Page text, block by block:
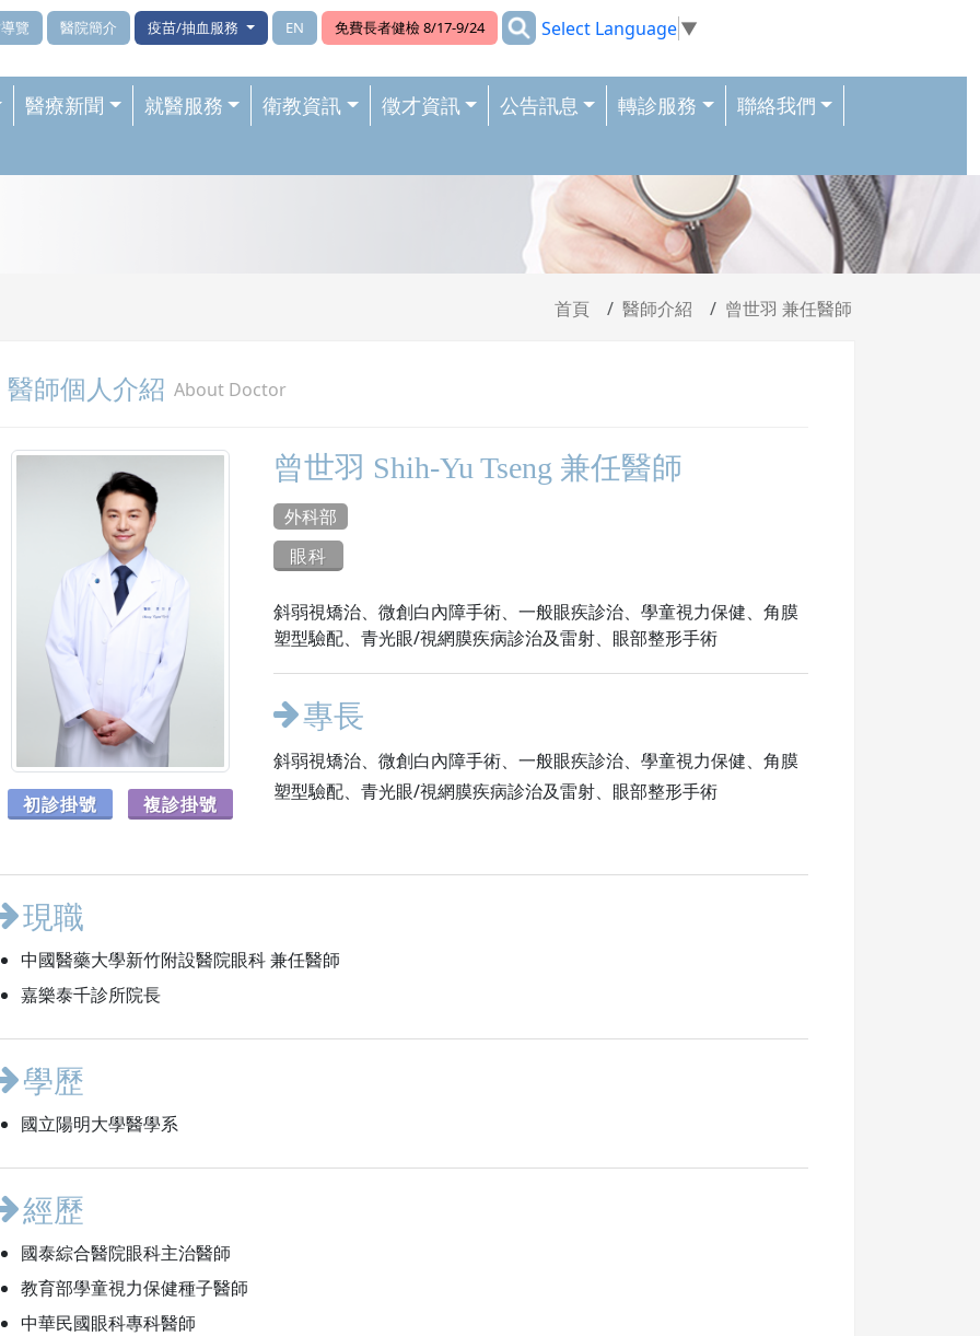
覽 醫院簡介 疫苗/抽血服務 EN 免費長者健檢 8/17-9/24 ::: Select Language ▼
醫療新聞 就醫服務 衛教資訊 徵才資訊 公告訊息 轉診服務 聯絡我們
首頁 醫師介紹 曾世羽 兼任醫師
醫師個人介紹 About Doctor
初診掛號 複診掛號
曾世羽 Shih-Yu Tseng 兼任醫師
外科部
眼科
斜弱視矯治、微創白內障手術、一般眼疾診治、學童視力保健、角膜
塑型驗配、青光眼/視網膜疾病診治及雷射、眼部整形手術
專長
斜弱視矯治、微創白內障手術、一般眼疾診治、學童視力保健、角膜
塑型驗配、青光眼/視網膜疾病診治及雷射、眼部整形手術
現職
中國醫藥大學新竹附設醫院眼科 兼任醫師
嘉樂泰千診所院長
學歷
國立陽明大學醫學系
經歷
國泰綜合醫院眼科主治醫師
教育部學童視力保健種子醫師
中華民國眼科專科醫師